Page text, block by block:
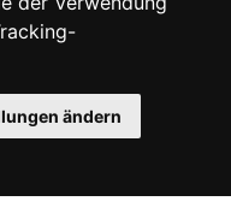
ändern